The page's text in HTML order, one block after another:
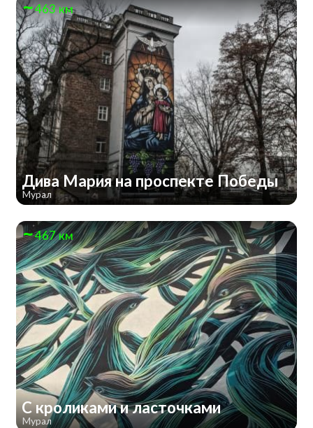
463 км
Дива Мария на проспекте Победы
Мурал
467 км
С кроликами и ласточками
Мурал